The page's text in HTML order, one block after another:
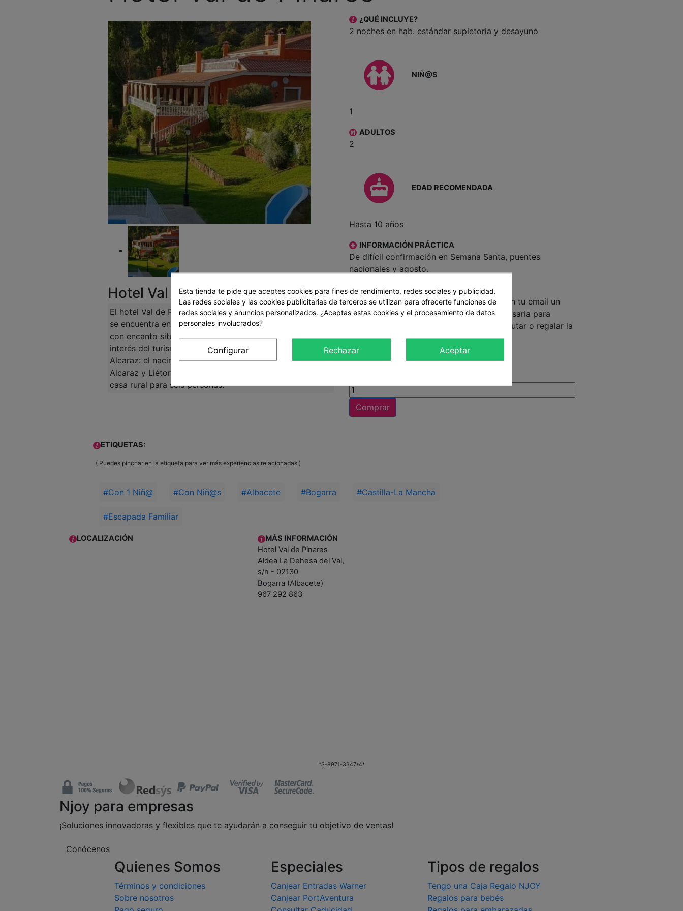
Hotel Val de Pinares***
El hotel Val de Pinares es un hotel rural en Albacete que
se encuentra en Bogarra. Disfrutarás de un alojamiento
con encanto situado entre los principales puntos de
interés del turismo rural de la Sierra del Segura y de
Alcaraz: el nacimiento del río Mundo de Riópar, Ayna,
Alcaraz y Liétor. También disponemos de una preciosa
casa rural para seis personas.
¿QUÉ INCLUYE?
2 noches en hab. estándar supletoria y desayuno
NIÑ@S
1
ADULTOS
2
EDAD RECOMENDADA
Hasta 10 años
INFORMACIÓN PRÁCTICA
De difícil confirmación en Semana Santa, puentes
nacionales y agosto.
Tras la compra en nuestra web recibirás en tu email un
bono regalocon toda la información necesaria para
contactar con nuestro colaborador y disfrutar o regalar la
actividad.
199,90 €
Comprar
ETIQUETAS:
( Puedes pinchar en la etiqueta para ver más experiencias relacionadas )
#Con 1 Niñ@ #Con Niñ@s #Albacete #Bogarra #Castilla-La Mancha
#Escapada Familiar
LOCALIZACIÓN
MÁS INFORMACIÓN
Hotel Val de Pinares
Aldea La Dehesa del Val,
s/n - 02130
Bogarra (Albacete)
967 292 863
*S-8971-3347*4*
Njoy para empresas
¡Soluciones innovadoras y flexibles que te ayudarán a conseguir tu objetivo de ventas!
Conócenos
Quienes Somos
Términos y condiciones
Sobre nosotros
Especiales
Canjear Entradas Warner
Canjear PortAventura
Tipos de regalos
Tengo una Caja Regalo NJOY
Regalos para bebés
Esta tienda te pide que aceptes cookies para fines de rendimiento, redes sociales y publicidad.
Las redes sociales y las cookies publicitarias de terceros se utilizan para ofrecerte funciones de
redes sociales y anuncios personalizados. ¿Aceptas estas cookies y el procesamiento de datos
personales involucrados?
Configurar Rechazar Aceptar